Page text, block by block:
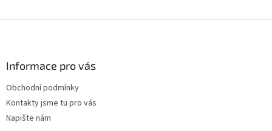
Informace pro vás
Obchodní podmínky
Kontakty jsme tu pro vás
Napište nám